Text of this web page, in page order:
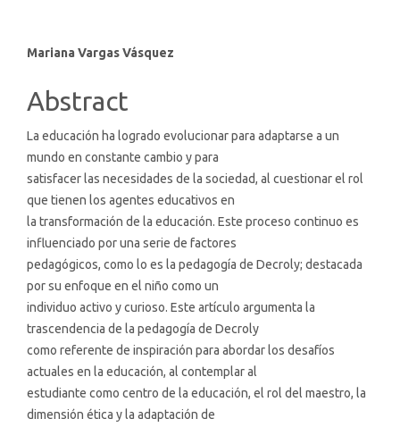
Main
Article
Content
Mariana Vargas Vásquez
Abstract
La educación ha logrado evolucionar para adaptarse a un
mundo en constante cambio y para
satisfacer las necesidades de la sociedad, al cuestionar el rol
que tienen los agentes educativos en
la transformación de la educación. Este proceso continuo es
influenciado por una serie de factores
pedagógicos, como lo es la pedagogía de Decroly; destacada
por su enfoque en el niño como un
individuo activo y curioso. Este artículo argumenta la
trascendencia de la pedagogía de Decroly
como referente de inspiración para abordar los desafíos
actuales en la educación, al contemplar al
estudiante como centro de la educación, el rol del maestro, la
dimensión ética y la adaptación de